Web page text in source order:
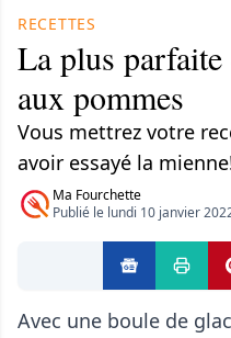
RECETTES
La plus parfaite
aux pommes
Vous mettrez votre
avoir essayé la
Ma Fourchette
Publié le lundi 10 janvier
Avec une boule de